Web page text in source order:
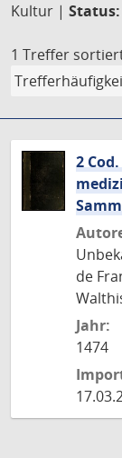
Kultur | Status:
1 Treffer
2
de
Jahr:
1474